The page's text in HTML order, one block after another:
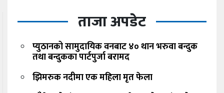
ताजा अपडेट
प्युठानको सामुदायिक वनबाट ४० थान भरुवा बन्दुक
तथा बन्दुकका पार्टपुर्जा बरामद
झिमरुक नदीमा एक महिला मृत फेला